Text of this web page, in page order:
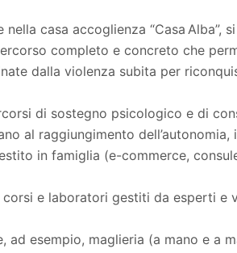
casa accoglienza “Casa Alba”,
completo e concreto che
dalla violenza subita per
di sostegno psicologico e di
al raggiungimento dell’autonomia,
in famiglia (e-commerce,
corsi e laboratori gestiti da esperti e
esempio, maglieria (a mano e a